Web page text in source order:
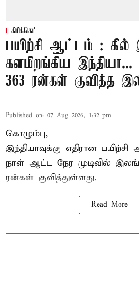
கிரிக்கெட்
பயிற்சி ஆட்டம் : கில்
களமிறங்கிய இந்தியா...
363 ரன்கள் குவித்த
Published on: 07 Aug 2026, 1:32 pm
கொழும்பு,
இந்தியாவுக்கு எதிரான
நாள் ஆட்ட நேர முடிவில்
ரன்கள் குவித்துள்ளது.
Read More